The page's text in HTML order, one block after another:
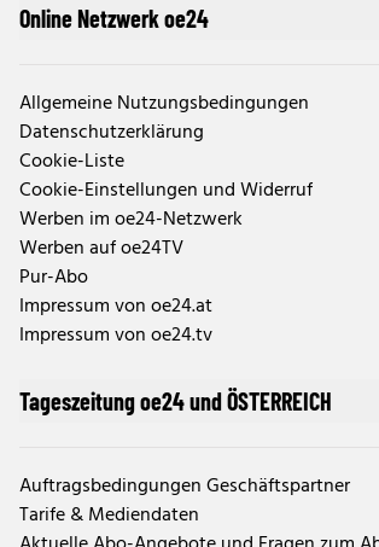
Online Netzwerk oe24
Allgemeine Nutzungsbedingungen
Datenschutzerklärung
Cookie-Liste
Cookie-Einstellungen und Widerruf
Werben im oe24-Netzwerk
Werben auf oe24TV
Pur-Abo
Impressum von oe24.at
Impressum von oe24.tv
Tageszeitung oe24 und ÖSTERREICH
Auftragsbedingungen Geschäftspartner
Tarife & Mediendaten